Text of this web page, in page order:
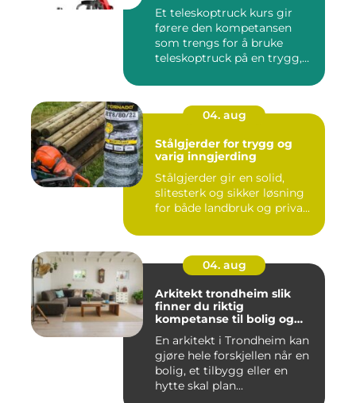
Et teleskoptruck kurs gir
førere den kompetansen
som trengs for å bruke
teleskoptruck på en trygg,
04. aug
Stålgjerder for trygg og
varig inngjerding
Stålgjerder gir en solid,
slitesterk og sikker løsning
for både landbruk og priva...
04. aug
Arkitekt trondheim slik
finner du riktig
kompetanse til bolig og
En arkitekt i Trondheim kan
gjøre hele forskjellen når en
bolig, et tilbygg eller en
hytte skal plan...